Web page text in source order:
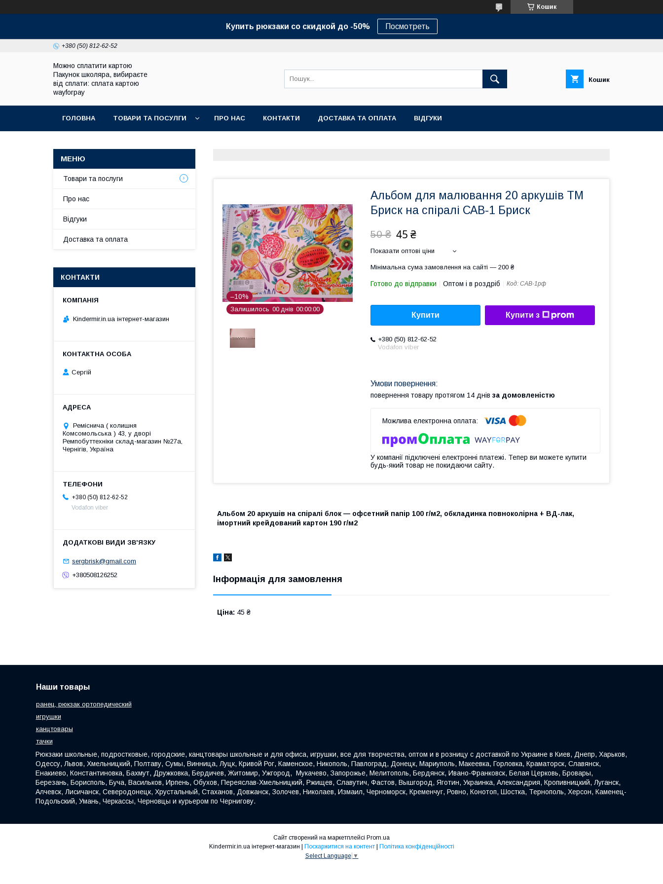
Кошик
Купить рюкзаки со скидкой до -50% Посмотреть
+380 (50) 812-62-52
Можно сплатити картою
Пакунок школяра, вибираєте
від сплати: сплата картою
wayforpay
Кошик
ГОЛОВНА ТОВАРИ ТА ПОСУЛГИ ПРО НАС КОНТАКТИ ДОСТАВКА ТА ОПЛАТА ВІДГУКИ
–10%
Залишилось 00 днів 00 00 00
Альбом для малювання 20 аркушів ТМ
Бриск на спіралі САВ-1 Бриск
50 ₴ 45 ₴
Показати оптові ціни
Мінімальна сума замовлення на сайті — 200 ₴
Готово до відправки Оптом і в роздріб Код: САВ-1рф
Купити Купити з
+380 (50) 812-62-52
Vodafon viber
повернення товару протягом 14 днів за домовленістю
У компанії підключені електронні платежі. Тепер ви можете купити
будь-який товар не покидаючи сайту.
Альбом 20 аркушів на спіралі блок — офсетний папір 100 г/м2, обкладинка повноколірна + ВД-лак,
імортний крейдований картон 190 г/м2
Інформація для замовлення
Ціна: 45 ₴
Товари та послуги
Про нас
Відгуки
Доставка та оплата
КОНТАКТИ
Kindermir.in.ua інтернет-магазин
Сергій
Реміснича ( колишня
Комсомольська ) 43, у дворі
Ремпобуттехніки склад-магазин №27a,
Чернігів, Україна
+380 (50) 812-62-52
Vodafon viber
sergbrisk@gmail.com
+380508126252
Наши товары
ранец, рюкзак ортопедический
игрушки
канцтовары
тачки
Рюкзаки школьные, подростковые, городские, канцтовары школьные и для офиса, игрушки, все для творчества, оптом и в розницу с доставкой по Украине в Киев, Днепр, Харьков,
Одессу, Львов, Хмельницкий, Полтаву, Сумы, Винница, Луцк, Кривой Рог, Каменское, Никополь, Павлоград, Донецк, Мариуполь, Макеевка, Горловка, Краматорск, Славянск,
Енакиево, Константиновка, Бахмут, Дружковка, Бердичев, Житомир, Ужгород, Мукачево, Запорожье, Мелитополь, Бердянск, Ивано-Франковск, Белая Церковь, Бровары,
Березань, Борисполь, Буча, Васильков, Ирпень, Обухов, Переяслав-Хмельницкий, Ржищев, Славутич, Фастов, Вышгород, Яготин, Украинка, Александрия, Кропивницкий, Луганск,
Алчевск, Лисичанск, Северодонецк, Хрустальный, Стаханов, Довжанск, Золочев, Николаев, Измаил, Черноморск, Кременчуг, Ровно, Конотоп, Шостка, Тернополь, Херсон, Каменец-
Подольский, Умань, Черкассы, Черновцы и курьером по Чернигову.
Сайт створений на маркетплейсі Prom.ua
Kindermir.in.ua інтернет-магазин | Поскаржитися на контент | Політика конфіденційності
Select Language ▼